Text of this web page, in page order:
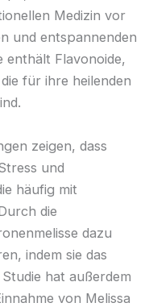
Medizin vor
und entspannenden
enthält Flavonoide,
für ihre heilenden
zeigen, dass
und
häufig mit
die
dazu
indem sie das
hat außerdem
von Melissa